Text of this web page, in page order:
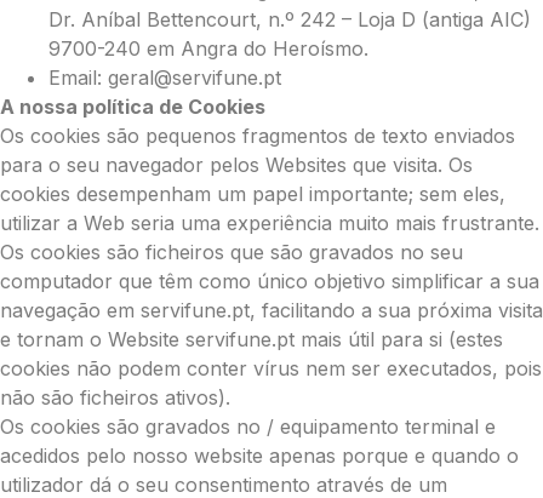
Dr. Aníbal Bettencourt, n.º 242 – Loja D (antiga AIC)
9700-240 em Angra do Heroísmo.
Email: geral@servifune.pt
A nossa política de Cookies
Os cookies são pequenos fragmentos de texto enviados
para o seu navegador pelos Websites que visita. Os
cookies desempenham um papel importante; sem eles,
utilizar a Web seria uma experiência muito mais frustrante.
Os cookies são ficheiros que são gravados no seu
computador que têm como único objetivo simplificar a sua
navegação em servifune.pt, facilitando a sua próxima visita
e tornam o Website servifune.pt mais útil para si (estes
cookies não podem conter vírus nem ser executados, pois
não são ficheiros ativos).
Os cookies são gravados no / equipamento terminal e
acedidos pelo nosso website apenas porque e quando o
utilizador dá o seu consentimento através de um